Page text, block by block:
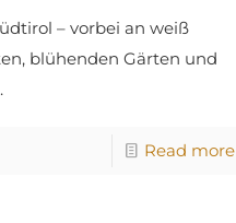
– vorbei an weiß
blühenden Gärten und
Read more